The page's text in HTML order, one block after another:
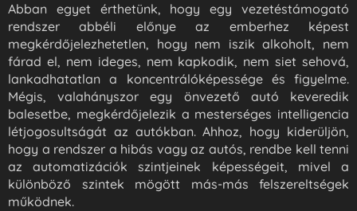
Abban egyet érthetünk, hogy egy vezetéstámogató
rendszer abbéli előnye az emberhez képest
megkérdőjelezhetetlen, hogy nem iszik alkoholt, nem
fárad el, nem ideges, nem kapkodik, nem siet sehová,
lankadhatatlan a koncentrálóképessége és figyelme.
Mégis, valahányszor egy önvezető autó keveredik
balesetbe, megkérdőjelezik a mesterséges intelligencia
létjogosultságát az autókban. Ahhoz, hogy kiderüljön,
hogy a rendszer a hibás vagy az autós, rendbe kell tenni
az automatizációk szintjeinek képességeit, mivel a
különböző szintek mögött más-más felszereltségek
működnek.